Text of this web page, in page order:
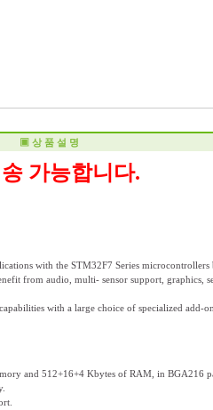
▣ 상 품 설 명
가능합니다.
with the STM32F7 Series
from audio, multi- sensor support, graphics,
with a large choice of specialized add-
and 512+16+4 Kbytes of RAM, in BGA216